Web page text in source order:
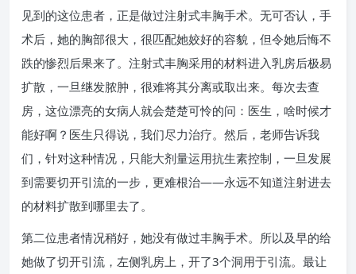
见到的这位患者，正是做过注射式丰胸手术。无可否认，手
术后，她的胸部很大，很匹配她姣好的容貌，但令她后悔不
跌的惨烈后果来了。注射式丰胸采用的材料进入乳房后极易
扩散，一旦继发脓肿，很难将其分离或取出来。每次去查
房，这位漂亮的女病人就会楚楚可怜的问：医生，啥时候才
能好啊？医生只得说，我们尽力治疗。然后，老师告诉我
们，针对这种情况，只能大剂量运用抗生素控制，一旦发展
到需要切开引流的一步，更难根治——永远不知道注射进去
的材料扩散到哪里去了。
第二位患者情况稍好，她没有做过丰胸手术。所以及早的给
她做了切开引流，左侧乳房上，开了3个洞用于引流。最让